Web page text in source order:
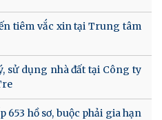
tiêm vắc xin tại Trung tâm
sử dụng nhà đất tại Công ty
653 hồ sơ, buộc phải gia hạn